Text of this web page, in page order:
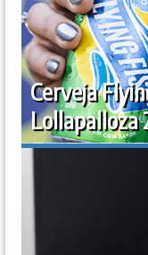
Cerveja
Lollapalloza